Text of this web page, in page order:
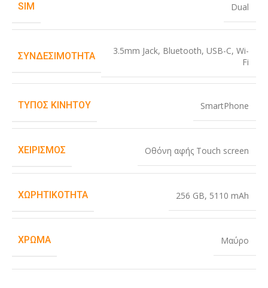
SIM Dual
ΣΥΝΔΕΣΙΜΌΤΗΤΑ 3.5mm Jack, Bluetooth, USB-C, Wi-
Fi
ΤΎΠΟΣ ΚΙΝΗΤΟΎ SmartPhone
ΧΕΙΡΙΣΜΌΣ Οθόνη αφής Touch screen
ΧΩΡΗΤΙΚΌΤΗΤΑ 256 GB, 5110 mAh
ΧΡΏΜΑ Μαύρο